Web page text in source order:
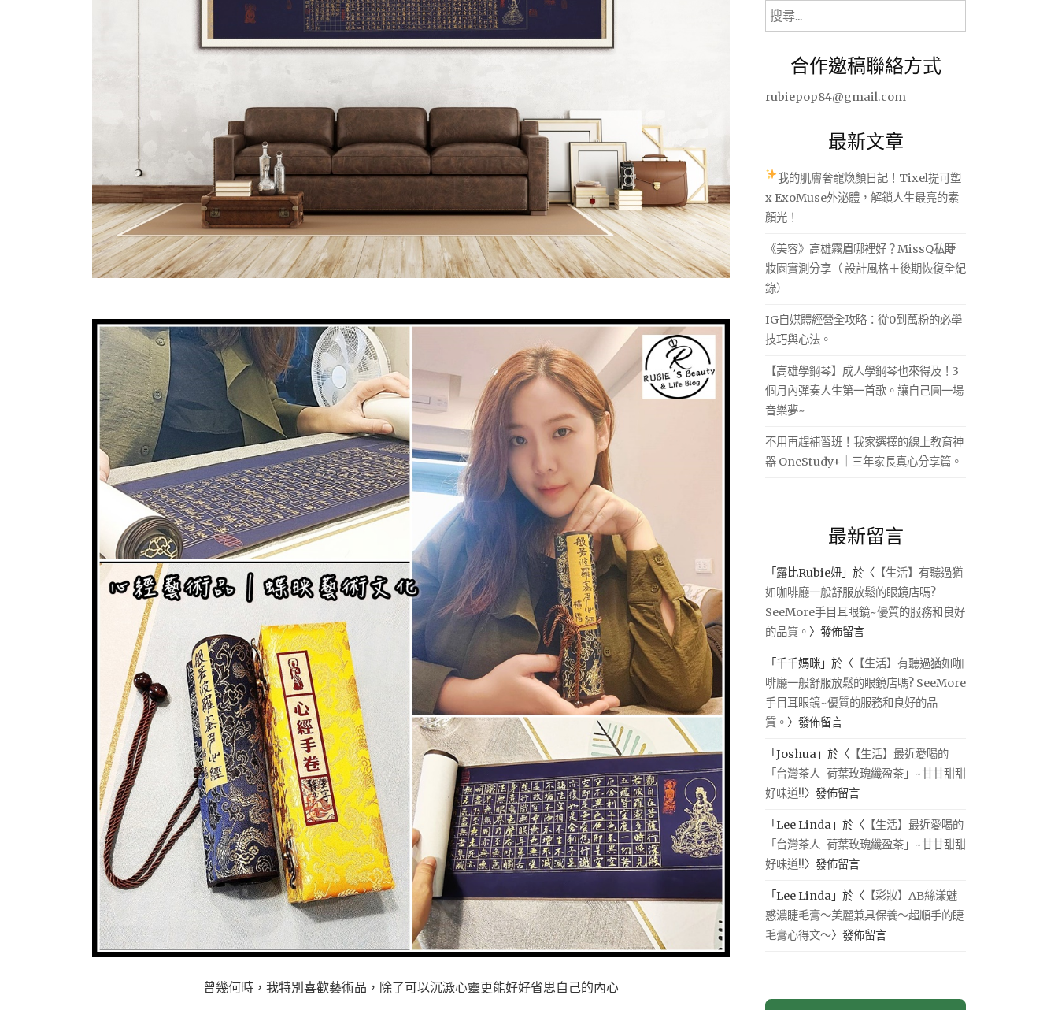
曾幾何時，我特別喜歡藝術品，除了可以沉澱心靈更能好好省思自己的內心
搜
尋
合作邀稿聯絡方式
rubiepop84@gmail.com
最新文章
我的肌膚奢寵煥顏日記！Tixel提可塑
x ExoMuse外泌體，解鎖人生最亮的素
顏光！
《美容》高雄霧眉哪裡好？MissQ私睫
妝園實測分享（ 設計風格＋後期恢復全紀
錄）
IG自媒體經營全攻略：從0到萬粉的必學
技巧與心法。
【高雄學鋼琴】成人學鋼琴也來得及！3
個月內彈奏人生第一首歌。讓自己圓一場
音樂夢~
不用再趕補習班！我家選擇的線上教育神
器 OneStudy+｜三年家長真心分享篇。
最新留言
「 露比Rubie妞 」於〈 【生活】有聽過猶
如咖啡廳一般舒服放鬆的眼鏡店嗎?
SeeMore手目耳眼鏡~優質的服務和良好
的品質。 〉發佈留言
「千千媽咪 」於〈 【生活】有聽過猶如咖
啡廳一般舒服放鬆的眼鏡店嗎? SeeMore
手目耳眼鏡~優質的服務和良好的品
質。 〉發佈留言
「Joshua 」於〈 【生活】最近愛喝的
「台灣茶人-荷葉玫瑰纖盈茶」~甘甘甜甜
好味道!!〉發佈留言
「Lee Linda 」於〈 【生活】最近愛喝的
「台灣茶人-荷葉玫瑰纖盈茶」~甘甘甜甜
好味道!!〉發佈留言
「Lee Linda 」於〈 【彩妝】AB絲漾魅
惑濃睫毛膏～美麗兼具保養～超順手的睫
毛膏心得文～〉發佈留言